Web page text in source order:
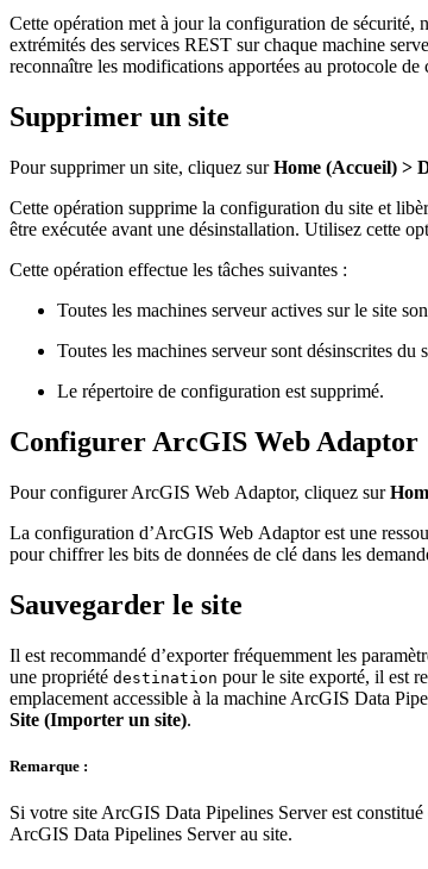
Cette opération met à jour la configuration de sécurité,
extrémités des services REST sur chaque machine
reconnaître les modifications apportées au protocole
Supprimer un site
Pour supprimer un site, cliquez surHome (Accueil) >
Cette opération supprime la configuration du site et
être exécutée avant une désinstallation. Utilisez cette
Cette opération effectue les tâches suivantes :
Toutes les machines serveur actives sur le site
Toutes les machines serveur sont désinscrites du
Le répertoire de configuration est supprimé.
Configurer ArcGIS Web Adaptor
Pour configurer ArcGIS Web Adaptor, cliquez sur
La configuration d’ArcGIS Web Adaptor est une
pour chiffrer les bits de données de clé dans les
Sauvegarder le site
Il est recommandé d’exporter fréquemment les
une propriété destination pour le site exporté, il est
emplacement accessible à la machine ArcGIS Data
Site (Importer un site).
Remarque :
Si votre site ArcGIS Data Pipelines Server est
ArcGIS Data Pipelines Server au site.